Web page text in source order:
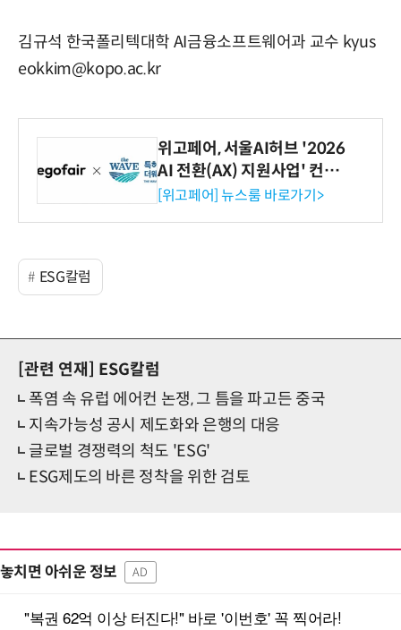
김규석 한국폴리텍대학 AI금융소프트웨어과 교수 kyus
eokkim@kopo.ac.kr
위고페어, 서울AI허브 '2026
AI 전환(AX) 지원사업' 컨소
시엄 선정
[위고페어] 뉴스룸 바로가기>
ESG칼럼
[관련 연재]
ESG칼럼
폭염 속 유럽 에어컨 논쟁, 그 틈을 파고든 중국
지속가능성 공시 제도화와 은행의 대응
글로벌 경쟁력의 척도 'ESG'
ESG제도의 바른 정착을 위한 검토
놓치면 아쉬운 정보 AD